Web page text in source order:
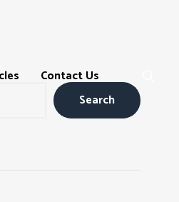
Contact Us
Search